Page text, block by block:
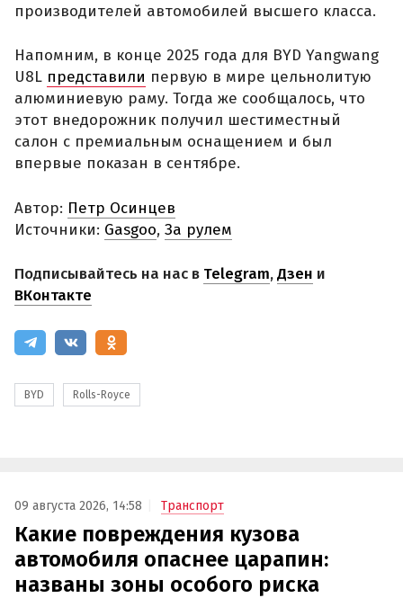
производителей автомобилей высшего класса.
Напомним, в конце 2025 года для BYD Yangwang
U8L представили первую в мире цельнолитую
алюминиевую раму. Тогда же сообщалось, что
этот внедорожник получил шестиместный
салон с премиальным оснащением и был
впервые показан в сентябре.
Автор: Петр Осинцев
Источники: Gasgoo, За рулем
Подписывайтесь на нас в Telegram,Дзен и
ВКонтакте
BYD Rolls-Royce
09 августа 2026, 14:58 Транспорт
Какие повреждения кузова
автомобиля опаснее царапин:
названы зоны особого риска